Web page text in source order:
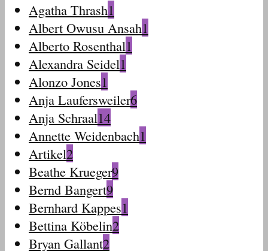
Agatha Thrash1
Albert Owusu Ansah1
Alberto Rosenthal1
Alexandra Seidel1
Alonzo Jones1
Anja Laufersweiler6
Anja Schraal14
Annette Weidenbach1
Artikel2
Beathe Krueger9
Bernd Bangert9
Bernhard Kappes1
Bettina Köbelin2
Bryan Gallant2